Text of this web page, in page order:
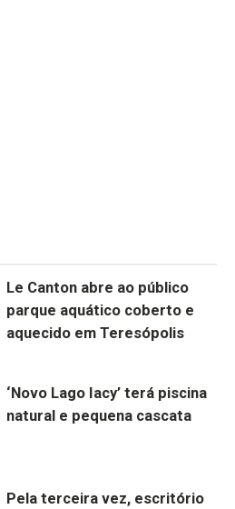
Le Canton abre ao público
parque aquático coberto e
aquecido em Teresópolis
‘Novo Lago Iacy’ terá piscina
natural e pequena cascata
Pela terceira vez, escritório